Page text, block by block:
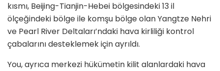
kısmı, Beijing-Tianjin-Hebei bölgesindeki 13 il
ölçeğindeki bölge ile komşu bölge olan Yangtze Nehri
ve Pearl River Deltaları’ndaki hava kirliliği kontrol
çabalarını desteklemek için ayrıldı.
You, ayrıca merkezi hükümetin kilit alanlardaki hava